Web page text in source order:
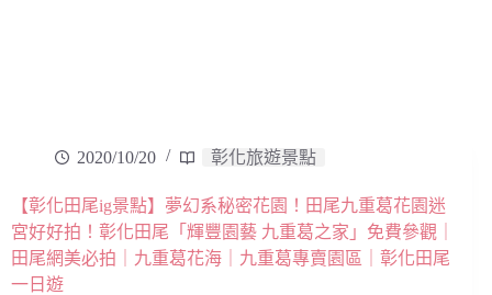
2020/10/20 彰化旅遊景點
【彰化田尾ig景點】夢幻系秘密花園！田尾九重葛花園迷
宮好好拍！彰化田尾「輝豐園藝 九重葛之家」免費參觀｜
田尾網美必拍｜九重葛花海｜九重葛專賣園區｜彰化田尾
一日遊